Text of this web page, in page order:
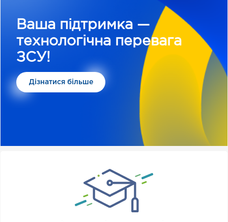
Ваша підтримка —
технологічна перевага
ЗСУ!
Дізнатися більше